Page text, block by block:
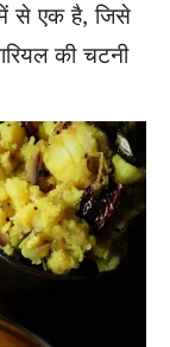
में से एक है, जिसे
की चटनी